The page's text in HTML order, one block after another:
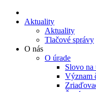
Aktuality
Aktuality
Tlačové správy
O nás
O úrade
Slovo na
Význam